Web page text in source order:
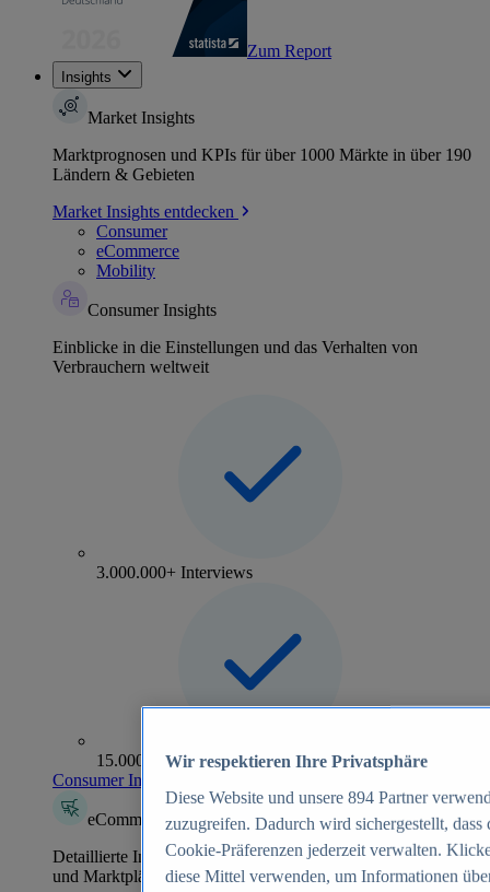
Zum Report
Insights
Market Insights
Marktprognosen und KPIs für über 1000 Märkte in über 190
Ländern & Gebieten
Market Insights entdecken
Consumer
eCommerce
Mobility
Consumer Insights
Einblicke in die Einstellungen und das Verhalten von
Verbrauchern weltweit
3.000.000+ Interviews
15.000+ Marken
Consumer Insights entdecken
eCommerce Insights
Detaillierte Informationen zu mehr als 39.000 Online-Shops
und Marktplätzen
Wir respektieren Ihre Privatsphäre
Diese Website und unsere 894 Partner
zuzugreifen. Dadurch wird sichergestellt,
Cookie-Präferenzen jederzeit verwalten.
diese Mittel verwenden, um Informationen